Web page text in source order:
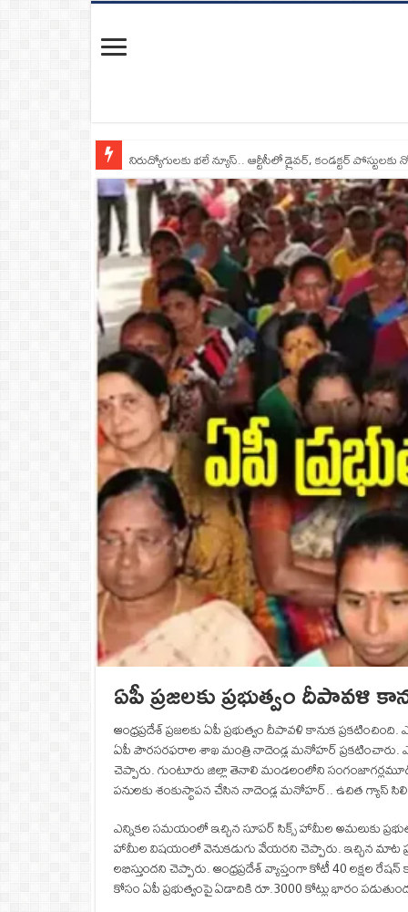
నిరుద్యోగులకు భలే న్యూస్.. ఆర్టీసీలో డ్రైవర్, కండక్టర్‌
ఏపీ ప్రజలకు ప్రభుత్వం దీపావళి
ఆంధ్రప్రదేశ్ ప్రజలకు ఏపీ ప్రభుత్వం దీపావళి కానుక
ఏపీ పౌరసరఫరాల శాఖ మంత్రి నాదెండ్ల మనోహర్ ప్రకటించారు.
చెప్పారు. గుంటూరు జిల్లా తెనాలి మండలంలోని
పనులకు శంకుస్థాపన చేసిన నాదెండ్ల మనోహర్.. ఉచిత గ్యాస్
ఎన్నికల సమయంలో ఇచ్చిన సూపర్ సిక్స్ హామీల అమలుకు
హామీల విషయంలో వెనుకడుగు వేయరని చెప్పారు. ఇచ్చిన మాట
లభిస్తుందని చెప్పారు. ఆంధ్రప్రదేశ్ వ్యాప్తంగా కోటీ 40 లక్షల
కోసం ఏపీ ప్రభుత్వంపై ఏడాదికి రూ.3000 కోట్లు భారం